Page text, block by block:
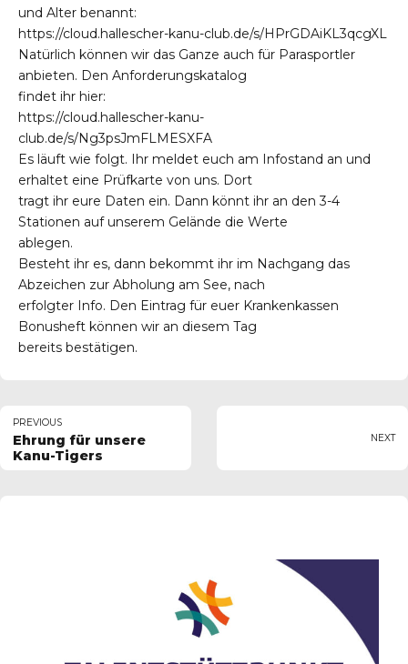
und Alter benannt:
https://cloud.hallescher-kanu-club.de/s/HPrGDAiKL3qcgXL
Natürlich können wir das Ganze auch für Parasportler
anbieten. Den Anforderungskatalog
findet ihr hier:
https://cloud.hallescher-kanu-
club.de/s/Ng3psJmFLMESXFA
Es läuft wie folgt. Ihr meldet euch am Infostand an und
erhaltet eine Prüfkarte von uns. Dort
tragt ihr eure Daten ein. Dann könnt ihr an den 3-4
Stationen auf unserem Gelände die Werte
ablegen.
Besteht ihr es, dann bekommt ihr im Nachgang das
Abzeichen zur Abholung am See, nach
erfolgter Info. Den Eintrag für euer Krankenkassen
Bonusheft können wir an diesem Tag
bereits bestätigen.
PREVIOUS
Ehrung für unsere
Kanu-Tigers
NEXT